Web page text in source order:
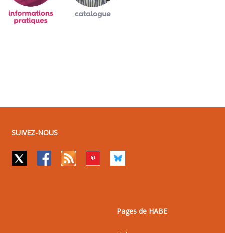
SUIVEZ-NOUS
Pages de HABE